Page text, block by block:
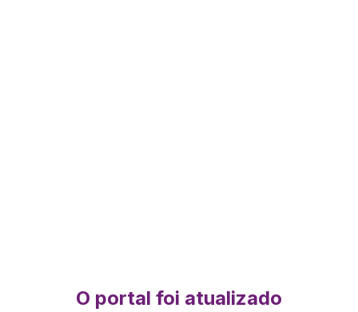
O portal foi atualizado